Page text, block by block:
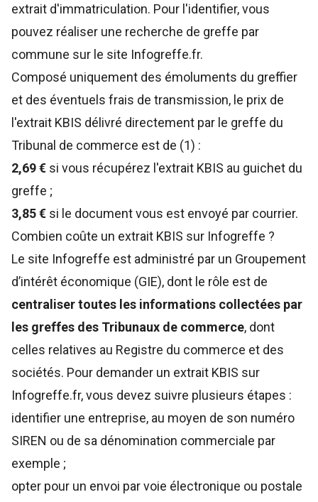
extrait d'immatriculation. Pour l'identifier, vous
pouvez réaliser une recherche de greffe par
commune sur le site Infogreffe.fr.
Composé uniquement des émoluments du greffier
et des éventuels frais de transmission, le prix de
l'extrait KBIS délivré directement par le greffe du
Tribunal de commerce est de (1) :
2,69 € si vous récupérez l'extrait KBIS au guichet du
greffe ;
3,85 € si le document vous est envoyé par courrier.
Combien coûte un extrait KBIS sur Infogreffe ?
Le site Infogreffe est administré par un Groupement
d’intérêt économique (GIE), dont le rôle est de
centraliser toutes les informations collectées par
les greffes des Tribunaux de commerce, dont
celles relatives au Registre du commerce et des
sociétés. Pour demander un extrait KBIS sur
Infogreffe.fr,vous devez suivre plusieurs étapes :
identifier une entreprise, au moyen de son numéro
SIREN ou de sa dénomination commerciale par
exemple ;
opter pour un envoi par voie électronique ou postale